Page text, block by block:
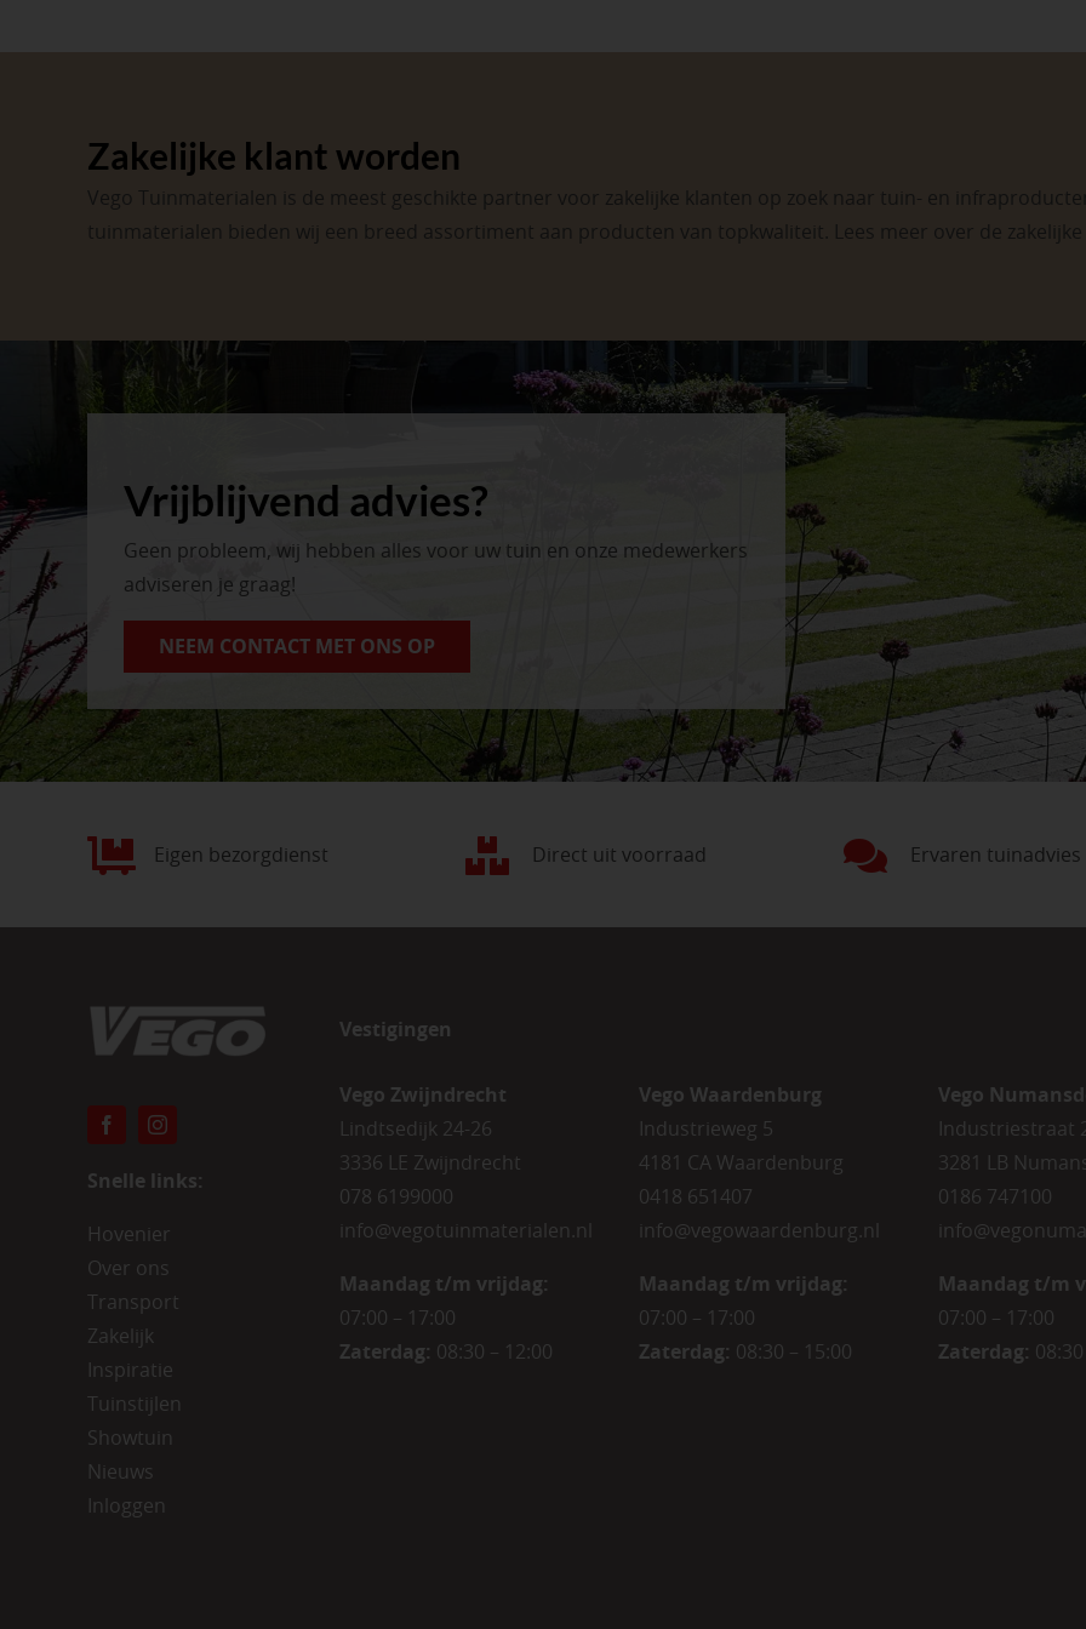
Zakelijke klant worden
Vego Tuinmaterialen is de meest geschikte partner voor zakelijke klanten op zoek naar tuin- en
tuinmaterialen bieden wij een breed assortiment aan producten van topkwaliteit. Lees meer over de
Vrijblijvend advies?
Geen probleem, wij hebben alles voor uw tuin en onze medewerkers
adviseren je graag!
NEEM CONTACT MET ONS OP
Eigen bezorgdienst Direct uit voorraad Ervaren tuinadvies
Snelle links:
Hovenier
Over ons
Transport
Zakelijk
Inspiratie
Tuinstijlen
Showtuin
Nieuws
Inloggen
Vestigingen
Vego Zwijndrecht
Lindtsedijk 24-26
3336 LE Zwijndrecht
078 6199000
info@vegotuinmaterialen.nl
Maandag t/m vrijdag:
07:00 – 17:00
Zaterdag: 08:30 – 12:00
Vego Waardenburg
Industrieweg 5
4181 CA Waardenburg
0418 651407
info@vegowaardenburg.nl
Maandag t/m vrijdag:
07:00 – 17:00
Zaterdag: 08:30 – 15:00
Vego
Industriestraat
3281 LB
0186 747100
Maandag t/m
07:00 – 17:00
Zaterdag: